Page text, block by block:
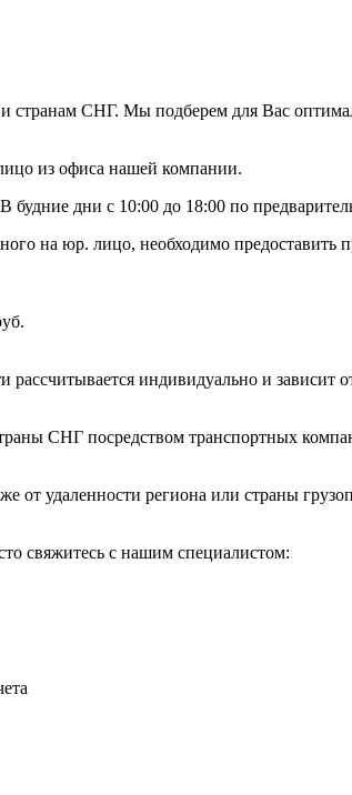
странам СНГ. Мы подберем для Вас
из офиса нашей компании.
дни с 10:00 до 18:00 по
на юр. лицо, необходимо
индивидуально и зависит
СНГ посредством транспортных
от удаленности региона или страны
свяжитесь с нашим специалистом: